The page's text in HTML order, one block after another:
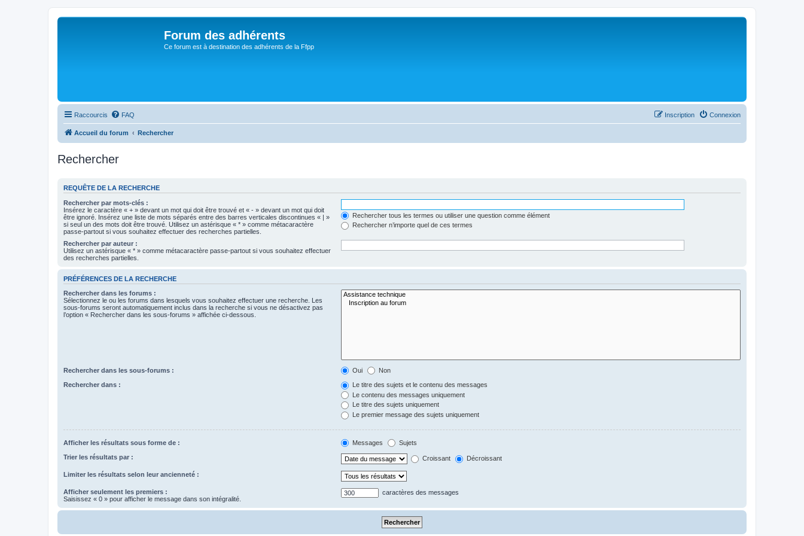
Forum des adhérents
Ce forum est à destination des adhérents de la Ffpp
Raccourcis FAQ Connexion
Inscription
Accueil du forum Rechercher
Rechercher
REQUÊTE DE LA RECHERCHE
Rechercher par mots-clés :
Insérez le caractère « + » devant un mot qui doit être trouvé et « - » devant un mot qui doit
être ignoré. Insérez une liste de mots séparés entre des barres verticales discontinues « | »
si seul un des mots doit être trouvé. Utilisez un astérisque « * » comme métacaractère
passe-partout si vous souhaitez effectuer des recherches partielles.
Rechercher tous les termes ou utiliser une question comme élément
Rechercher n’importe quel de ces termes
Rechercher par auteur :
Utilisez un astérisque « * » comme métacaractère passe-partout si vous souhaitez effectuer
des recherches partielles.
PRÉFÉRENCES DE LA RECHERCHE
Rechercher dans les forums :
Sélectionnez le ou les forums dans lesquels vous souhaitez effectuer une recherche. Les
sous-forums seront automatiquement inclus dans la recherche si vous ne désactivez pas
l’option « Rechercher dans les sous-forums » affichée ci-dessous.
Rechercher dans les sous-forums : Oui Non
Rechercher dans :
Le titre des sujets et le contenu des messages
Le contenu des messages uniquement
Le titre des sujets uniquement
Le premier message des sujets uniquement
Afficher les résultats sous forme de : Messages Sujets
Trier les résultats par : Croissant Décroissant
Limiter les résultats selon leur ancienneté :
Afficher seulement les premiers :
Saisissez « 0 » pour afficher le message dans son intégralité.
caractères des messages